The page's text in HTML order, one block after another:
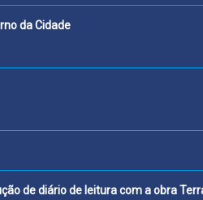
propostas no
da
II - anos
de diário de leitura com a